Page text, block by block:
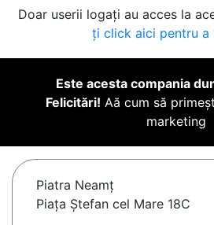
Doar userii logați au acces la
ți click aici pentru a
Este acesta compania
Felicitări! Aă cum să
marketing
Piatra Neamţ
Piața Ștefan cel Mare 18C